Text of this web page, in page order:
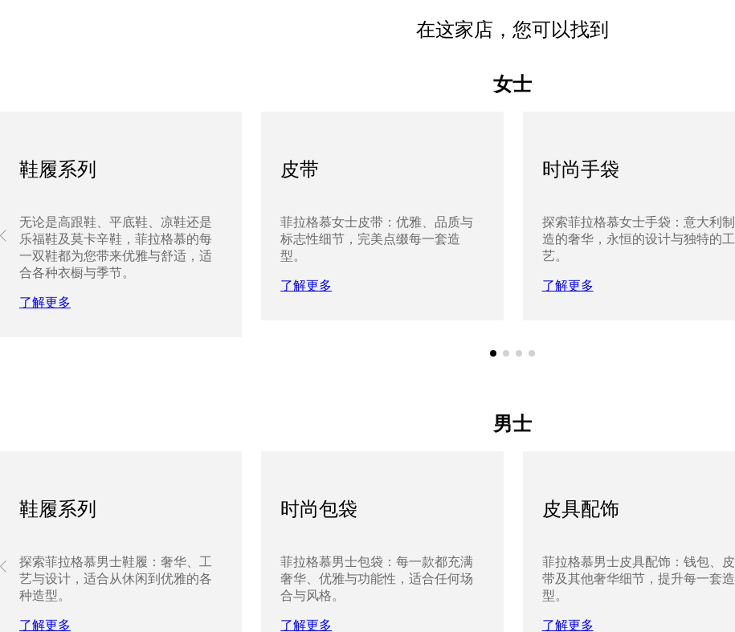
在这家店，您可以找到
女士
鞋履系列
无论是高跟鞋、平底鞋、凉鞋还是
乐福鞋及莫卡辛鞋，菲拉格慕的每
一双鞋都为您带来优雅与舒适，适
合各种衣橱与季节。
了解更多
皮带
菲拉格慕女士皮带：优雅、品质与
标志性细节，完美点缀每一套造
型。
了解更多
时尚手袋
探索菲拉格慕女士手袋：意大利制
造的奢华，永恒的设计与独特的工
艺。
了解更多
男士
鞋履系列
探索菲拉格慕男士鞋履：奢华、工
艺与设计，适合从休闲到优雅的各
种造型。
了解更多
时尚包袋
菲拉格慕男士包袋：每一款都充满
奢华、优雅与功能性，适合任何场
合与风格。
了解更多
皮具配饰
菲拉格慕男士皮具配饰：钱包、皮
带及其他奢华细节，提升每一套造
型。
了解更多